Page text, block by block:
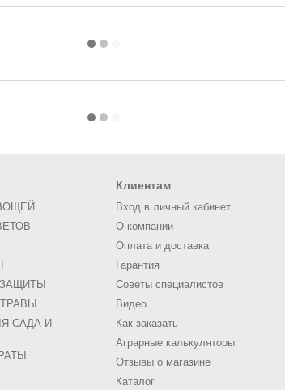
САДА И
Клиентам
Вход в личный кабинет
О компании
Оплата и доставка
Гарантия
Советы специалистов
Видео
Как заказать
Аграрные калькуляторы
Отзывы о магазине
Каталог